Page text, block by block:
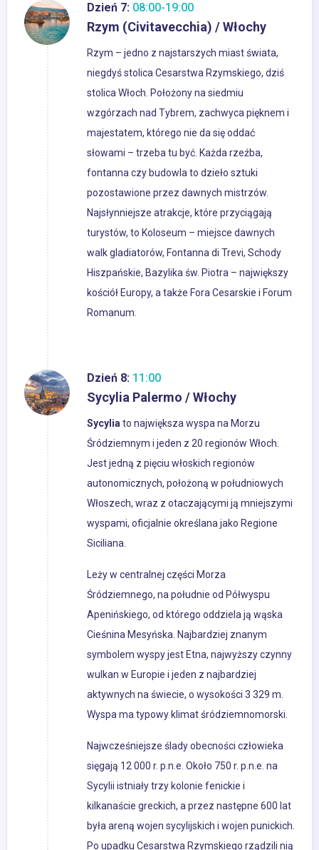
Dzień 7: 08:00-19:00
Rzym (Civitavecchia) / Włochy
Rzym – jedno z najstarszych miast świata,
niegdyś stolica Cesarstwa Rzymskiego, dziś
stolica Włoch. Położony na siedmiu
wzgórzach nad Tybrem, zachwyca pięknem i
majestatem, którego nie da się oddać
słowami – trzeba tu być. Każda rzeźba,
fontanna czy budowla to dzieło sztuki
pozostawione przez dawnych mistrzów.
Najsłynniejsze atrakcje, które przyciągają
turystów, to Koloseum – miejsce dawnych
walk gladiatorów, Fontanna di Trevi, Schody
Hiszpańskie, Bazylika św. Piotra – największy
kościół Europy, a także Fora Cesarskie i Forum
Romanum.
Dzień 8: 11:00
Sycylia Palermo / Włochy
Sycyliato największa wyspa na Morzu
Śródziemnym i jeden z 20 regionów Włoch.
Jest jedną z pięciu włoskich regionów
autonomicznych, położoną w południowych
Włoszech, wraz z otaczającymi ją mniejszymi
wyspami, oficjalnie określana jako Regione
Siciliana.
Leży w centralnej części Morza
Śródziemnego, na południe od Półwyspu
Apenińskiego, od którego oddziela ją wąska
Cieśnina Mesyńska. Najbardziej znanym
symbolem wyspy jest Etna, najwyższy czynny
wulkan w Europie i jeden z najbardziej
aktywnych na świecie, o wysokości 3 329 m.
Wyspa ma typowy klimat śródziemnomorski.
Najwcześniejsze ślady obecności człowieka
sięgają 12 000 r. p.n.e. Około 750 r. p.n.e. na
Sycylii istniały trzy kolonie fenickie i
kilkanaście greckich, a przez następne 600 lat
była areną wojen sycylijskich i wojen punickich.
Po upadku Cesarstwa Rzymskiego rządzili nią